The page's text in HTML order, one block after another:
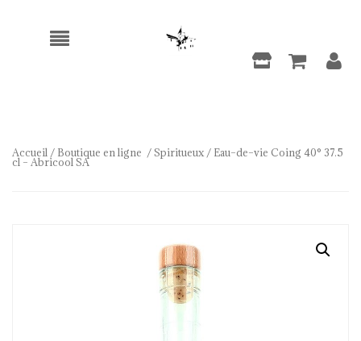
Accueil / Boutique en ligne /Spiritueux / Eau–de–vie Coing 40° 37.5
cl – Abricool SA